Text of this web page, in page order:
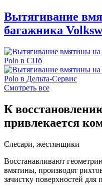
Вытягивание
багажника
Смотреть все
К
привлекается
Слесари, жестянщики
Восстанавливают
вмятины, производят
зачистку поверхностей для